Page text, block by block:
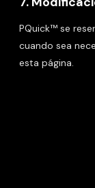
PQuick™ se
cuando sea
esta página.